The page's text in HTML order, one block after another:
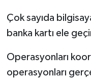
Çok sayıda
banka kartı ele
Operasyonları
operasyonları